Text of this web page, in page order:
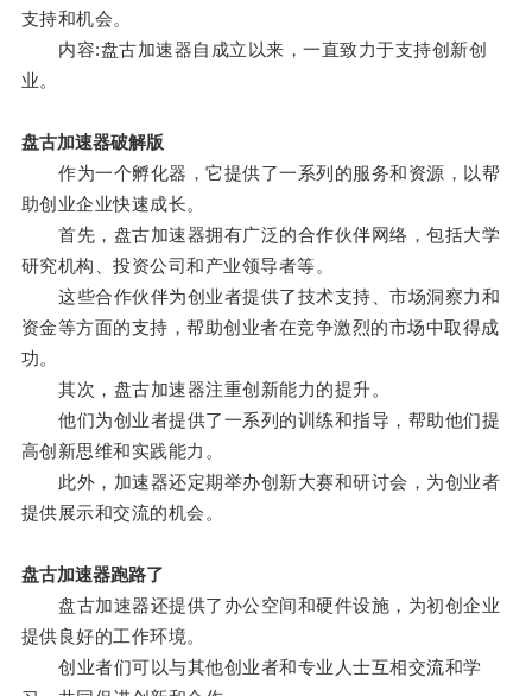
支持和机会。
内容:盘古加速器自成立以来，一直致力于支持创新创
业。
盘古加速器破解版
作为一个孵化器，它提供了一系列的服务和资源，以帮
助创业企业快速成长。
首先，盘古加速器拥有广泛的合作伙伴网络，包括大学
研究机构、投资公司和产业领导者等。
这些合作伙伴为创业者提供了技术支持、市场洞察力和
资金等方面的支持，帮助创业者在竞争激烈的市场中取得成
功。
其次，盘古加速器注重创新能力的提升。
他们为创业者提供了一系列的训练和指导，帮助他们提
高创新思维和实践能力。
此外，加速器还定期举办创新大赛和研讨会，为创业者
提供展示和交流的机会。
盘古加速器跑路了
盘古加速器还提供了办公空间和硬件设施，为初创企业
提供良好的工作环境。
创业者们可以与其他创业者和专业人士互相交流和学